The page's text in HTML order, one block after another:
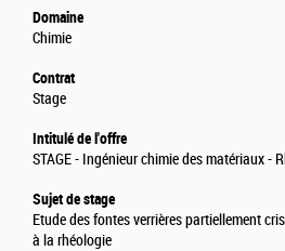
Domaine
Chimie
Contrat
Stage
Intitulé de l'offre
STAGE - Ingénieur chimie des matériaux -
Sujet de stage
Etude des fontes verrières partiellement
à la rhéologie